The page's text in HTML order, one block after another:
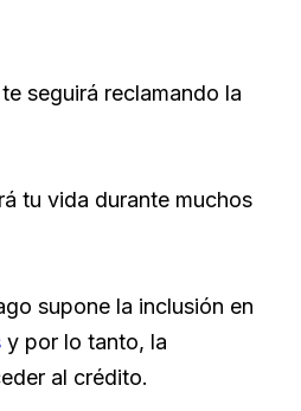
seguirá reclamando la
tu vida durante muchos
supone la inclusión en
y por lo tanto, la
al crédito.